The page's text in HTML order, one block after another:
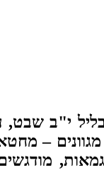
י"ב שבט,
–